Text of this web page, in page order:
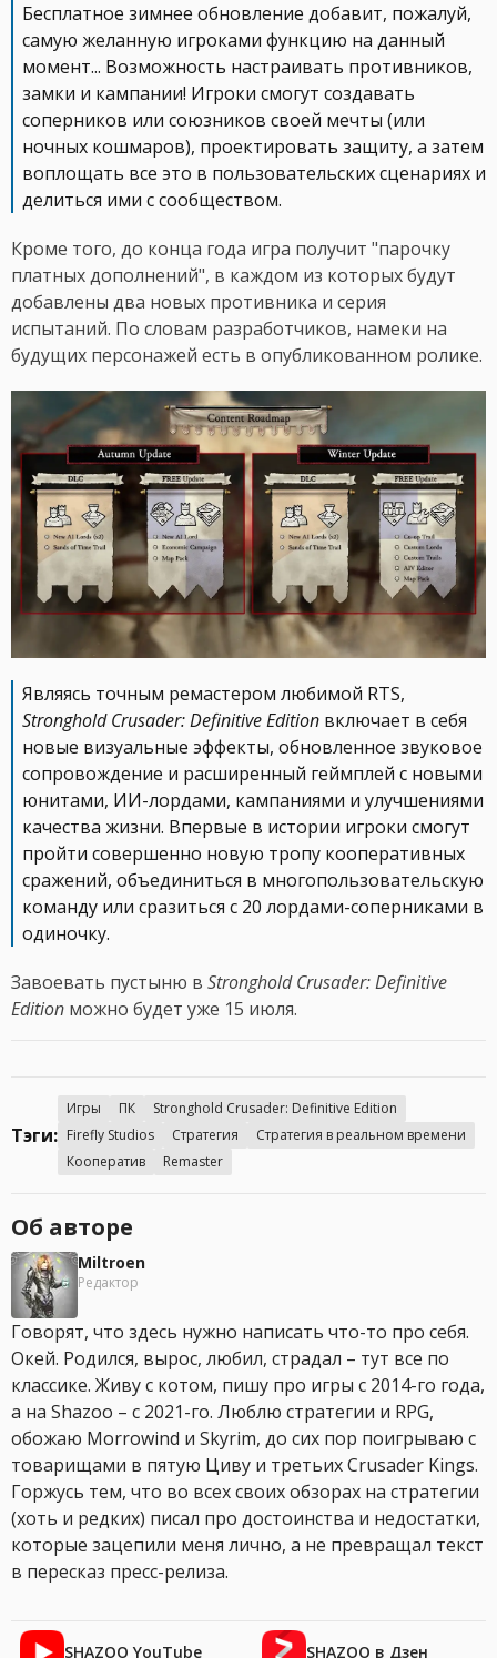
Бесплатное зимнее обновление добавит, пожалуй,
самую желанную игроками функцию на данный
момент... Возможность настраивать противников,
замки и кампании! Игроки смогут создавать
соперников или союзников своей мечты (или
ночных кошмаров), проектировать защиту, а затем
воплощать все это в пользовательских сценариях и
делиться ими с сообществом.
Кроме того, до конца года игра получит "парочку
платных дополнений", в каждом из которых будут
добавлены два новых противника и серия
испытаний. По словам разработчиков, намеки на
будущих персонажей есть в опубликованном ролике.
Являясь точным ремастером любимой RTS,
Stronghold Crusader: Definitive Edition включает в себя
новые визуальные эффекты, обновленное звуковое
сопровождение и расширенный геймплей с новыми
юнитами, ИИ-лордами, кампаниями и улучшениями
качества жизни. Впервые в истории игроки смогут
пройти совершенно новую тропу кооперативных
сражений, объединиться в многопользовательскую
команду или сразиться с 20 лордами-соперниками в
одиночку.
Завоевать пустыню в Stronghold Crusader: Definitive
Edition можно будет уже 15 июля.
Тэги:
Игры ПК
Stronghold Crusader: Definitive Edition
Firefly Studios
Стратегия
Стратегия в реальном времени
Кооператив
Remaster
Об авторе
Miltroen
Редактор
Говорят, что здесь нужно написать что-то про себя.
Окей. Родился, вырос, любил, страдал – тут все по
классике. Живу с котом, пишу про игры с 2014-го года,
а на Shazoo – с 2021-го. Люблю стратегии и RPG,
обожаю Morrowind и Skyrim, до сих пор поигрываю с
товарищами в пятую Циву и третьих Crusader Kings.
Горжусь тем, что во всех своих обзорах на стратегии
(хоть и редких) писал про достоинства и недостатки,
которые зацепили меня лично, а не превращал текст
в пересказ пресс-релиза.
SHAZOO YouTube SHAZOO в Дзен